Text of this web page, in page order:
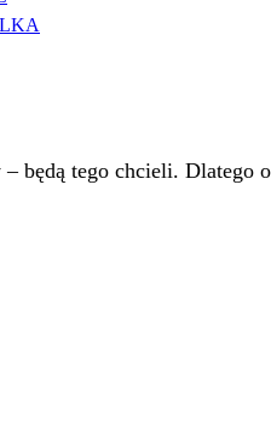
tego chcieli. Dlatego